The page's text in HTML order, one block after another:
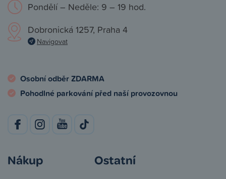
Pondělí – Neděle: 9 – 19 hod.
Dobronická 1257, Praha 4
Navigovat
Osobní odběr ZDARMA
Pohodlné parkování před naší provozovnou
Nákup Ostatní